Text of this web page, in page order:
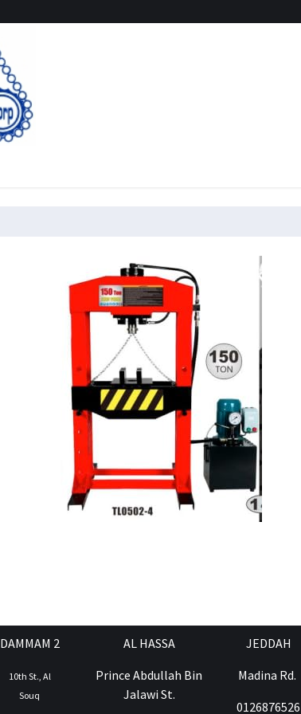
DAMMAM 2
10th St., Al
Souq
AL HASSA
Prince Abdullah Bin
Jalawi St.
JEDDAH
Madina Rd.
0126876526